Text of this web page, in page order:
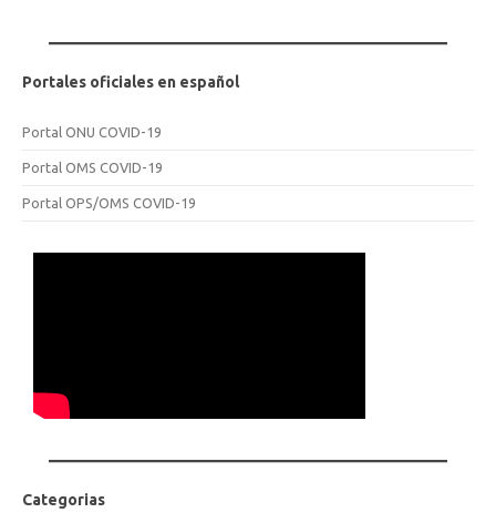
Portales oficiales en español
Portal ONU COVID-19
Portal OMS COVID-19
Portal OPS/OMS COVID-19
Categorias